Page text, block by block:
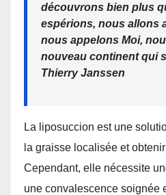
découvrons bien plus
espérions, nous allons
nous appelons Moi,
nouveau continent qui
Thierry Janssen
La liposuccion est une
la graisse localisée et
Cependant, elle nécessite
une convalescence soignée